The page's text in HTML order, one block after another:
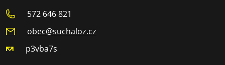
572 646 821
obec@suchaloz.cz
p3vba7s